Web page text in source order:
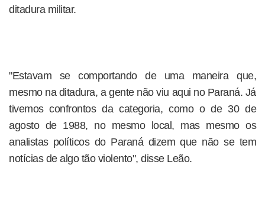
ditadura militar.
"Estavam se comportando de uma maneira que,
mesmo na ditadura, a gente não viu aqui no Paraná. Já
tivemos confrontos da categoria, como o de 30 de
agosto de 1988, no mesmo local, mas mesmo os
analistas políticos do Paraná dizem que não se tem
notícias de algo tão violento", disse Leão.